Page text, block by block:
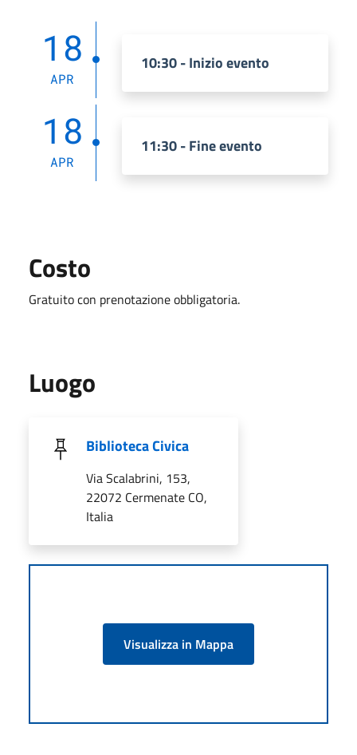
18
APR
10:30 - Inizio evento
18
APR
11:30 - Fine evento
Costo
Gratuito con prenotazione obbligatoria.
Luogo
Biblioteca Civica
Via Scalabrini, 153,
22072 Cermenate CO,
Italia
Visualizza in Mappa